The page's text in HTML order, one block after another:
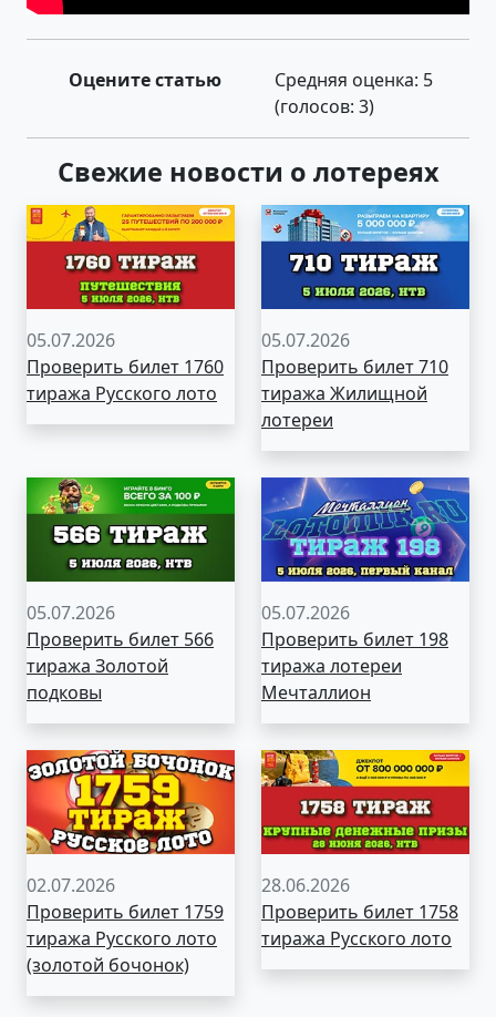
Оцените статью Средняя оценка: 5
(голосов: 3)
Свежие новости о лотереях
05.07.2026
Проверить билет 1760
тиража Русского лото
05.07.2026
Проверить билет 710
тиража Жилищной
лотереи
05.07.2026
Проверить билет 566
тиража Золотой
подковы
05.07.2026
Проверить билет 198
тиража лотереи
Мечталлион
02.07.2026
Проверить билет 1759
тиража Русского лото
(золотой бочонок)
28.06.2026
Проверить билет 1758
тиража Русского лото